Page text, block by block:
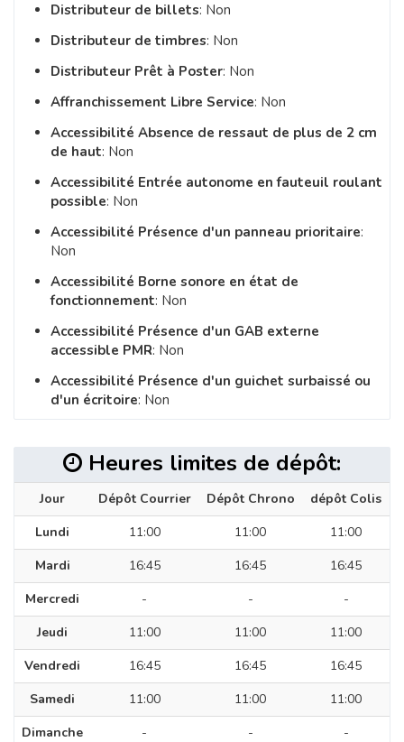
Distributeur de billets: Non
Distributeur de timbres: Non
Distributeur Prêt à Poster: Non
Affranchissement Libre Service: Non
Accessibilité Absence de ressaut de plus de 2 cm
de haut: Non
Accessibilité Entrée autonome en fauteuil roulant
possible: Non
Accessibilité Présence d'un panneau prioritaire:
Non
Accessibilité Borne sonore en état de
fonctionnement: Non
Accessibilité Présence d'un GAB externe
accessible PMR: Non
Accessibilité Présence d'un guichet surbaissé ou
d'un écritoire: Non
Heures limites de dépôt:
Jour Dépôt Courrier Dépôt Chrono
dépôt Colis
Lundi
11:00 11:00
11:00
Mardi
16:45 16:45
16:45
Mercredi
- -
-
Jeudi
11:00 11:00
11:00
Vendredi
16:45 16:45
16:45
Samedi
11:00 11:00
11:00
Dimanche
- - -